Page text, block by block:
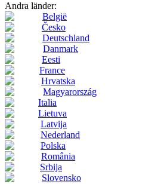
Andra länder:
België
Česko
Deutschland
Danmark
Eesti
France
Hrvatska
Magyarország
Italia
Lietuva
Latvija
Nederland
Polska
România
Srbija
Slovensko